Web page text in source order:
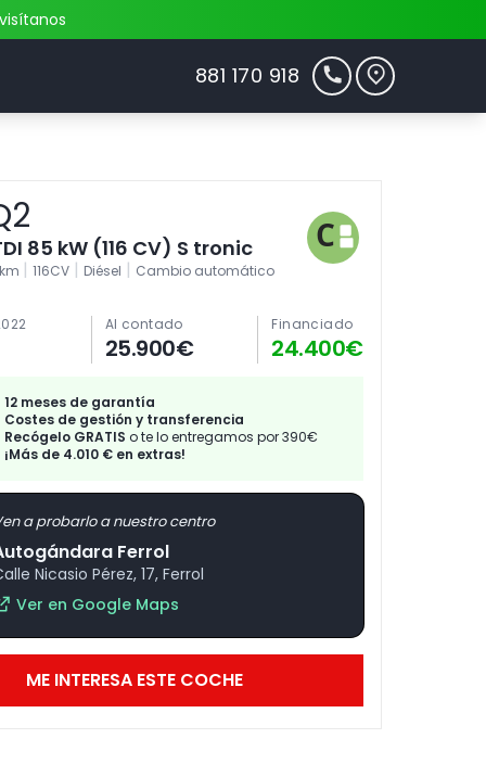
881 170 918
85 kW (116 CV) S tronic
| 116CV | Diésel | Cambio automático
Al contado
25.900€
Financiado
24.400€
12 meses de garantía
Costes de gestión y transferencia
Recógelo GRATIS o te lo entregamos por 390€
¡Más de 4.010 € en extras!
a probarlo a nuestro centro
Ferrol
Nicasio Pérez, 17, Ferrol
Ver en Google Maps
ME INTERESA ESTE COCHE